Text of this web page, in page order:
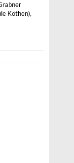
Köthen),